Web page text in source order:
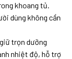
khoang tủ.
dùng không cần
trọn dưỡng
nhiệt độ, hỗ trợ